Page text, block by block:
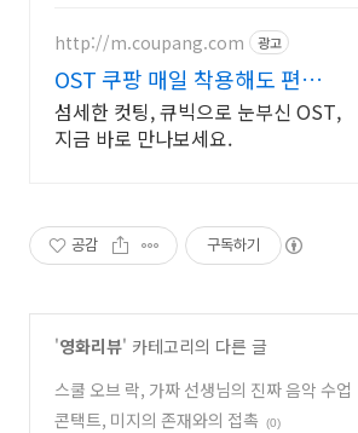
http://m.coupang.com 광고
OST 쿠팡 매일 착용해도 편안한
반지
섬세한 컷팅, 큐빅으로 눈부신 OST,
지금 바로 만나보세요.
공감 구독하기
'영화리뷰' 카테고리의 다른 글
스쿨 오브 락, 가짜 선생님의 진짜 음악 수업
콘택트, 미지의 존재와의 접촉 (0)